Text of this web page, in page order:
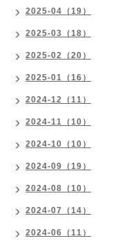
2025-04（19）
2025-03（18）
2025-02（20）
2025-01（16）
2024-12（11）
2024-11（10）
2024-10（10）
2024-09（19）
2024-08（10）
2024-07（14）
2024-06（11）